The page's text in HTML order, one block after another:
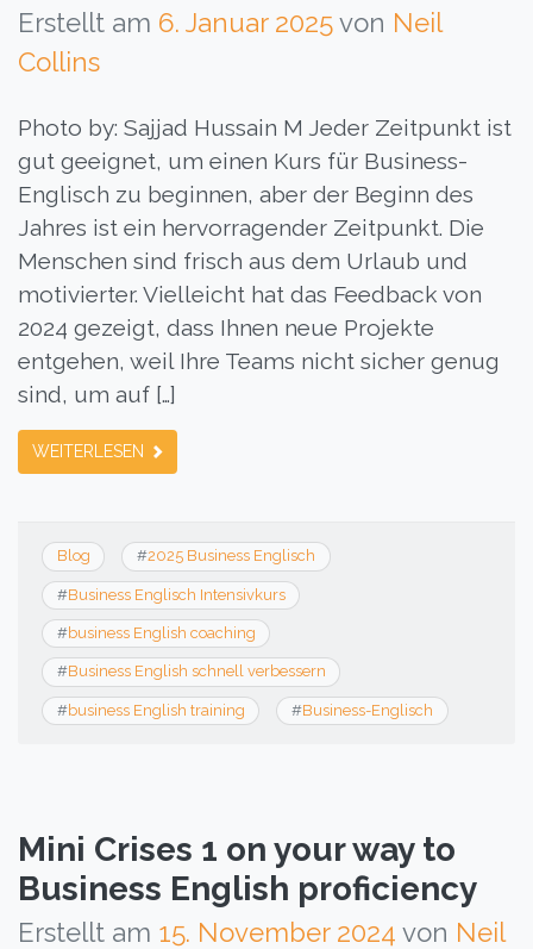
Erstellt am 6. Januar 2025von Neil
Collins
Photo by: Sajjad Hussain M Jeder Zeitpunkt ist
gut geeignet, um einen Kurs für Business-
Englisch zu beginnen, aber der Beginn des
Jahres ist ein hervorragender Zeitpunkt. Die
Menschen sind frisch aus dem Urlaub und
motivierter. Vielleicht hat das Feedback von
2024 gezeigt, dass Ihnen neue Projekte
entgehen, weil Ihre Teams nicht sicher genug
sind, um auf […]
WEITERLESEN
Blog #2025 Business Englisch
#Business Englisch Intensivkurs
#business English coaching
#Business English schnell verbessern
#business English training #Business-Englisch
Mini Crises 1 on your way to
Business English proficiency
Erstellt am 15. November 2024 von Neil